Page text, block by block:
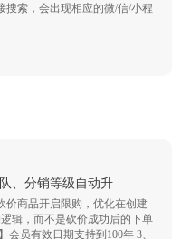
搜索，会出现相应的微/信/小程
、分销等级自动升
价商品开启限购，优化在创建
辑，而不是砍价成功后的下单
会员有效日期支持到100年 3、